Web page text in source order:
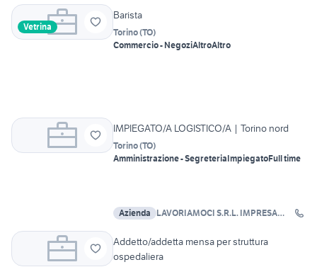
Vetrina
Barista
Torino(TO)
Commercio - NegoziAltroAltro
IMPIEGATO/A LOGISTICO/A | Torino nord
Torino(TO)
Amministrazione - SegreteriaImpiegatoFull time
Azienda
LAVORIAMOCI S.R.L. IMPRESA
Addetto/addetta mensa per struttura
ospedaliera